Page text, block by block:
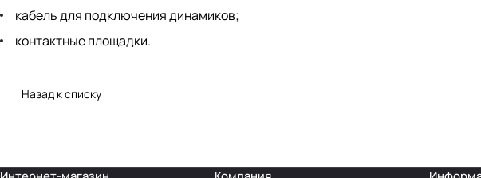
кабель для подключения динамиков;
контактные площадки.
Назад к списку